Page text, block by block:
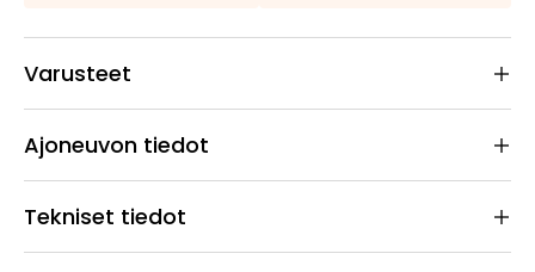
Varusteet
Ajoneuvon tiedot
Tekniset tiedot